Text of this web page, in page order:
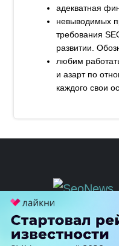
адекватная
невыводимых
требования
развитии.
любим
и азарт по
каждого свои
ПЕРЕЙТИ
© SEOnews.ru